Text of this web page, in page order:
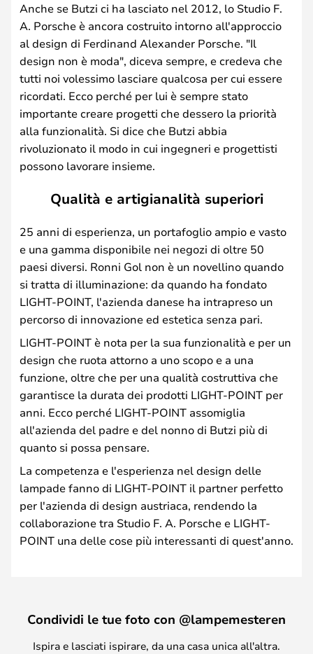
Anche se Butzi ci ha lasciato nel 2012, lo Studio F.
A. Porsche è ancora costruito intorno all'approccio
al design di Ferdinand Alexander Porsche. "Il
design non è moda", diceva sempre, e credeva che
tutti noi volessimo lasciare qualcosa per cui essere
ricordati. Ecco perché per lui è sempre stato
importante creare progetti che dessero la priorità
alla funzionalità. Si dice che Butzi abbia
rivoluzionato il modo in cui ingegneri e progettisti
possono lavorare insieme.
Qualità e artigianalità superiori
25 anni di esperienza, un portafoglio ampio e vasto
e una gamma disponibile nei negozi di oltre 50
paesi diversi. Ronni Gol non è un novellino quando
si tratta di illuminazione: da quando ha fondato
LIGHT-POINT, l'azienda danese ha intrapreso un
percorso di innovazione ed estetica senza pari.
LIGHT-POINT è nota per la sua funzionalità e per un
design che ruota attorno a uno scopo e a una
funzione, oltre che per una qualità costruttiva che
garantisce la durata dei prodotti LIGHT-POINT per
anni. Ecco perché LIGHT-POINT assomiglia
all'azienda del padre e del nonno di Butzi più di
quanto si possa pensare.
La competenza e l'esperienza nel design delle
lampade fanno di LIGHT-POINT il partner perfetto
per l'azienda di design austriaca, rendendo la
collaborazione tra Studio F. A. Porsche e LIGHT-
POINT una delle cose più interessanti di quest'anno.
Condividi le tue foto con @lampemesteren
Ispira e lasciati ispirare, da una casa unica all'altra.